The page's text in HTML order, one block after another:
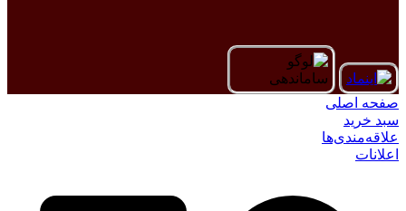
صفحه اصلی
سبد خرید
علاقه‌مندی‌ها
اعلانات